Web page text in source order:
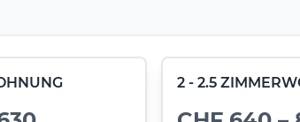
2 - 2.5